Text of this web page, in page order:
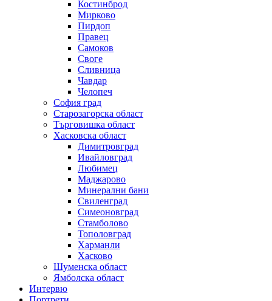
Костинброд
Мирково
Пирдоп
Правец
Самоков
Своге
Сливница
Чавдар
Челопеч
София град
Старозагорска област
Търговишка област
Хасковска област
Димитровград
Ивайловград
Любимец
Маджарово
Минерални бани
Свиленград
Симеоновград
Стамболово
Тополовград
Харманли
Хасково
Шуменска област
Ямболска област
Интервю